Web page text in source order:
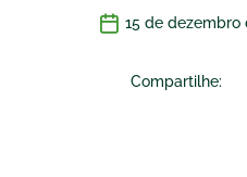
15 de dezembro
Compartilhe: